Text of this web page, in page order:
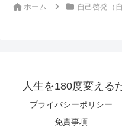
ホーム 自己啓発（
人生を180度変える
プライバシーポリシー
免責事項